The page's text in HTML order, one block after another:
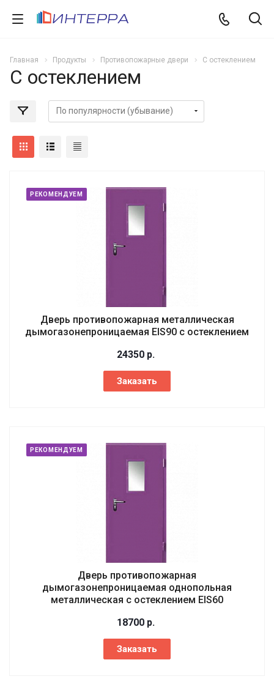
Главная Продукты Противопожарные двери С остеклением
С остеклением
РЕКОМЕНДУЕМ
Дверь противопожарная металлическая
дымогазонепроницаемая EIS90 с остеклением
24350 р.
Заказать
РЕКОМЕНДУЕМ
Дверь противопожарная
дымогазонепроницаемая однопольная
металлическая с остеклением EIS60
18700 р.
Заказать